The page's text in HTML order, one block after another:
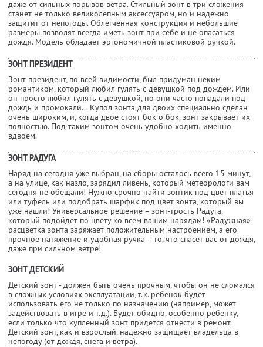
даже от сильных порывов ветра. Стильный зонт в три сложения
станет не только великолепным аксессуаром, но и надежно
защитит от непогоды. Облегченная конструкция и небольшие
размеры позволят всегда иметь зонт при себе и не опасаться
дождя. Модель обладает эргономичной пластиковой ручкой.
ЗОНТ ПРЕЗИДЕНТ
Зонт президент, по всей видимости, был придуман неким
романтиком, который любил гулять с девушкой под дождем. Или
он просто любил гулять с девушкой, но они часто попадали под
дождь и промокали... Купол зонта для двоих специально сделан
очень широким, и, когда двое стоят бок о бок, зонт закрывает их
полностью. Под таким зонтом очень удобно ходить именно
вдвоем.
ЗОНТ РАДУГА
Наряд на сегодня уже выбран, на сборы осталось всего 15 минут,
а на улице, как назло, зарядил ливень, который метеорологи вам
сегодня не обещали! Нужно срочно найти зонтик под цвет платья
или туфель или подобрать шарфик под цвет зонта, который вы
уже нашли! Универсальное решение – зонт-трость Радуга,
который подойдет по цвету ко всем вашим нарядам! «Радужная»
расцветка зонта заряжает положительным настроением, а его
прочное натяжение и удобная ручка – то, что спасет вас от дождя,
даже при сильном ветре!
ЗОНТ ДЕТСКИЙ
Детский зонт - должен быть очень прочным, чтобы он не сломался
в сложных условиях эксплуатации, т.к. ребенок будет
использовать его не только по назначению (например, может
задействовать в игре и т.д.). Будет обидно, особенно ребенку,
если только что купленный зонт придется отнести в ремонт.
Детский зонт, как и взрослый, надежно защищает владельца в
непогоду (от дождя, снега и ветра).